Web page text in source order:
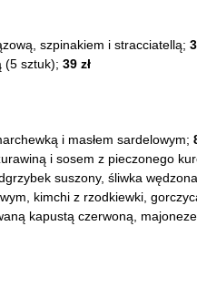
szpinakiem i stracciatellą;
(5 sztuk); 39 zł
i masłem sardelowym;
i sosem z pieczonego
suszony, śliwka
kimchi z rzodkiewki,
kapustą czerwoną,